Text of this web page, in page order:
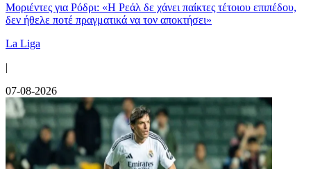
Μοριέντες για Ρόδρι: «Η Ρεάλ δε χάνει παίκτες τέτοιου επιπέδου,
δεν ήθελε ποτέ πραγματικά να τον αποκτήσει»
La Liga
|
07-08-2026